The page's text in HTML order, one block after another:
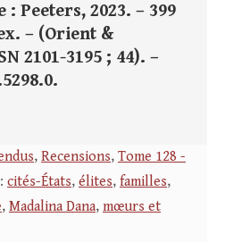
Peeters, 2023. – 399
– (Orient &
2101-3195 ; 44). –
, Recensions, Tome 128 -
cités-États, élites, familles,
, Madalina Dana, mœurs et